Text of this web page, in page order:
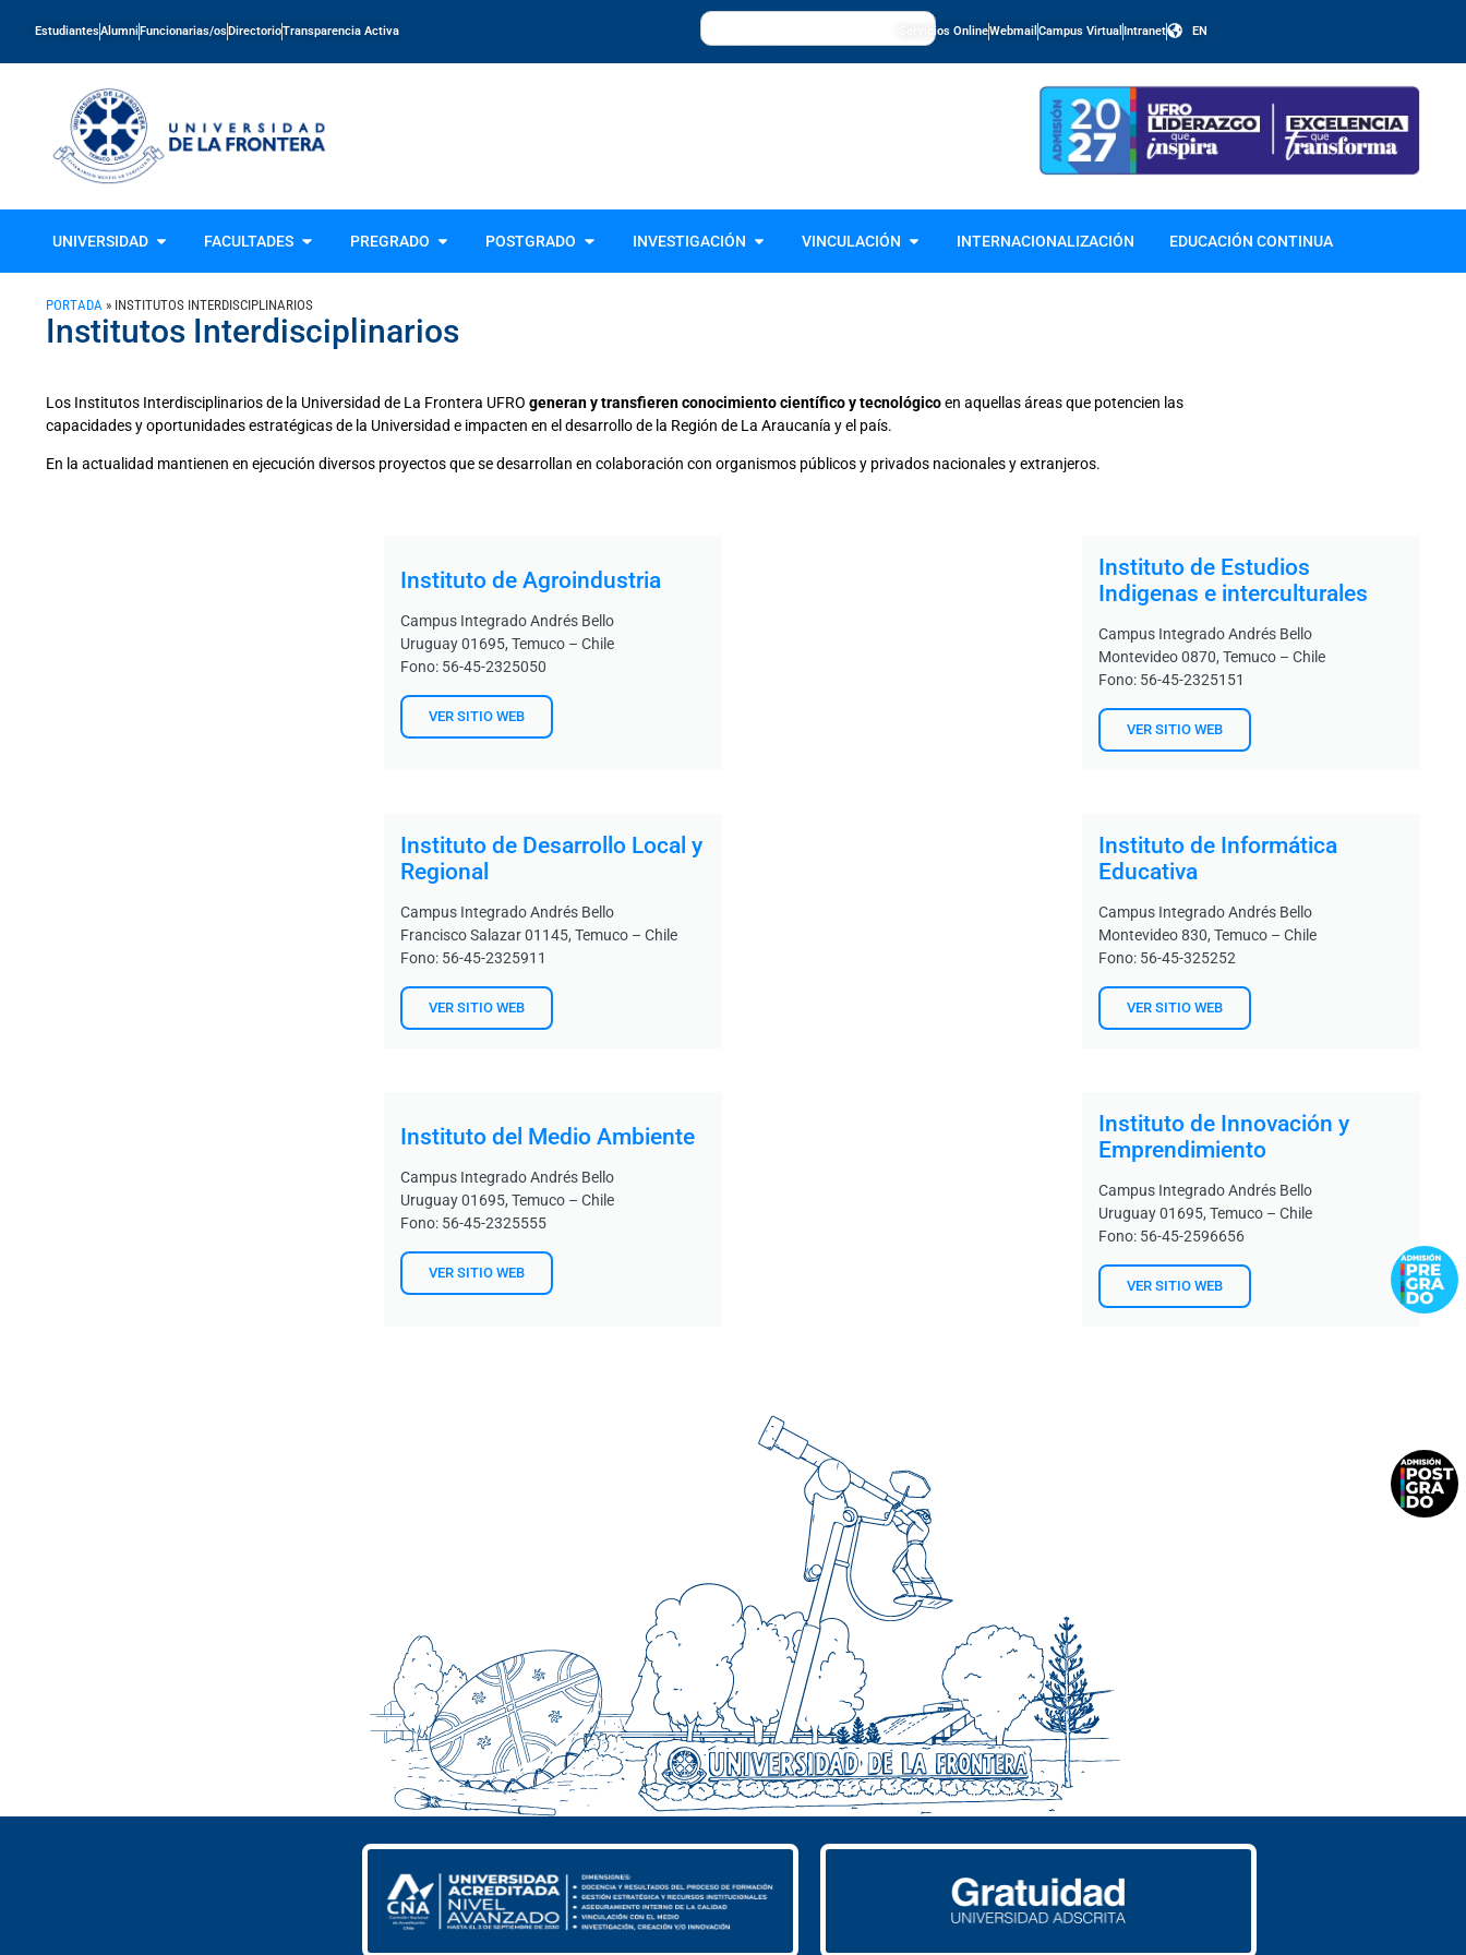
EstudiantesAlumniFuncionarias/osDirectorioTransparencia Activa Servicios OnlineWebmail Campus Virtual Intranet EN
UNIVERSIDAD FACULTADES PREGRADO POSTGRADO INVESTIGACIÓN VINCULACIÓN INTERNACIONALIZACIÓN EDUCACIÓN CONTINUA
PORTADA » INSTITUTOS INTERDISCIPLINARIOS​
Institutos Interdisciplinarios​
Los Institutos Interdisciplinarios de la Universidad de La Frontera UFRO generan y transfieren conocimiento científico y tecnológicoen aquellas áreas que potencien las
capacidades y oportunidades estratégicas de la Universidad e impacten en el desarrollo de la Región de La Araucanía y el país.
En la actualidad mantienen en ejecución diversos proyectos que se desarrollan en colaboración con organismos públicos y privados nacionales y extranjeros.
Instituto de Agroindustria
Campus Integrado Andrés Bello
Uruguay 01695, Temuco – Chile
Fono: 56-45-2325050
VER SITIO WEB
Instituto de Estudios
Indigenas e interculturales
Campus Integrado Andrés Bello
Montevideo 0870, Temuco – Chile
Fono: 56-45-2325151
VER SITIO WEB
Instituto de Desarrollo Local y
Regional
Campus Integrado Andrés Bello
Francisco Salazar 01145, Temuco – Chile
Fono: 56-45-2325911
VER SITIO WEB
Instituto de Informática
Educativa
Campus Integrado Andrés Bello
Montevideo 830, Temuco – Chile
Fono: 56-45-325252
VER SITIO WEB
Instituto del Medio Ambiente
Campus Integrado Andrés Bello
Uruguay 01695, Temuco – Chile
Fono: 56-45-2325555
VER SITIO WEB
Instituto de Innovación y
Emprendimiento
Campus Integrado Andrés Bello
Uruguay 01695, Temuco – Chile
Fono: 56-45-2596656
VER SITIO WEB